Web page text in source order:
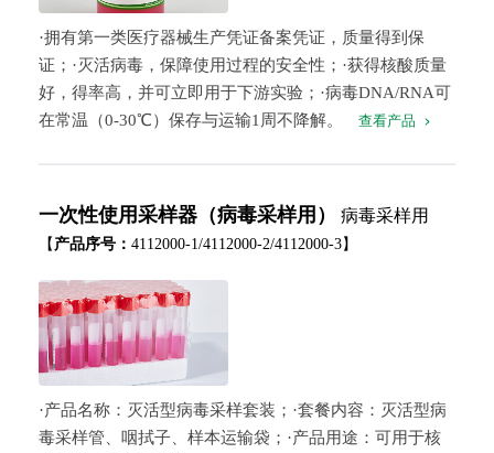
·拥有第一类医疗器械生产凭证备案凭证，质量得到保
证；·灭活病毒，保障使用过程的安全性；·获得核酸质量
好，得率高，并可立即用于下游实验；·病毒DNA/RNA可
在常温（0-30℃）保存与运输1周不降解。
查看产品
一次性使用采样器（病毒采样用） 病毒采样用
【 产品序号： 4112000-1/4112000-2/4112000-3】
·产品名称：灭活型病毒采样套装；·套餐内容：灭活型病
毒采样管、咽拭子、样本运输袋；·产品用途：可用于核